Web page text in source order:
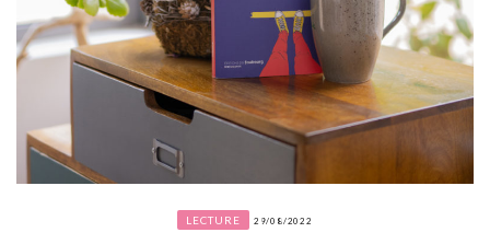
LECTURE 29/08/2022